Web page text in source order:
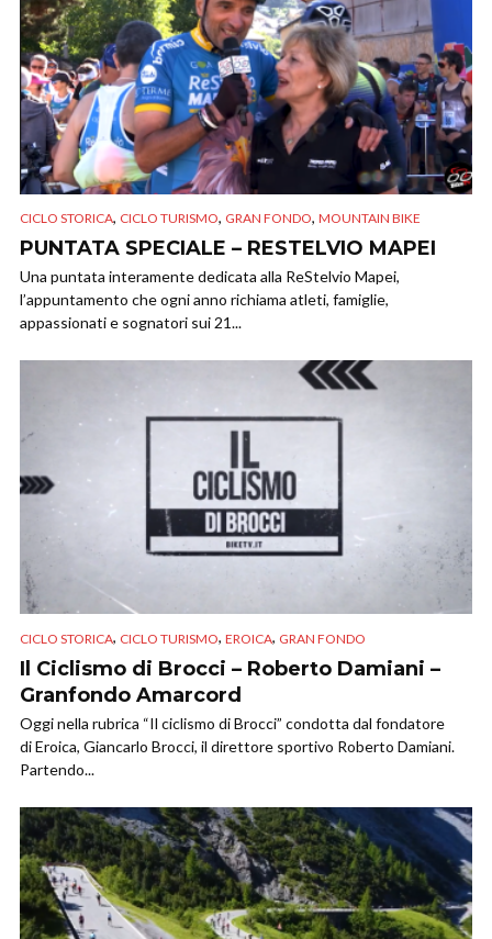
CICLO STORICA, CICLO TURISMO, GRAN FONDO, MOUNTAIN BIKE
PUNTATA SPECIALE – RESTELVIO MAPEI
Una puntata interamente dedicata alla ReStelvio Mapei,
l’appuntamento che ogni anno richiama atleti, famiglie,
appassionati e sognatori sui 21...
CICLO STORICA, CICLO TURISMO, EROICA, GRAN FONDO
Il Ciclismo di Brocci – Roberto Damiani –
Granfondo Amarcord
Oggi nella rubrica “Il ciclismo di Brocci” condotta dal fondatore
di Eroica, Giancarlo Brocci, il direttore sportivo Roberto Damiani.
Partendo...